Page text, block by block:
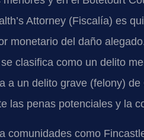
Attorney (Fiscalía) es
monetario del daño
clasifica como un delito
a un delito grave (felony)
las penas potenciales y la
comunidades como